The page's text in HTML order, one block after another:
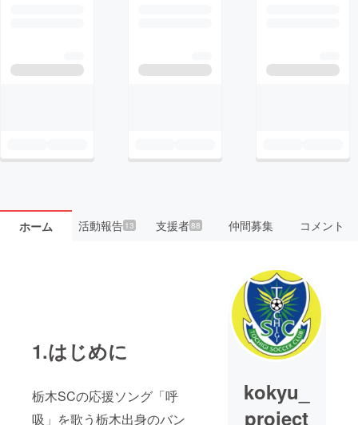
ホーム 活動報告13 支援者88 仲間募集 コメント
1.はじめに
栃木SCの応援ソング「呼
吸」を歌う栃木出身のバン
kokyu_
project